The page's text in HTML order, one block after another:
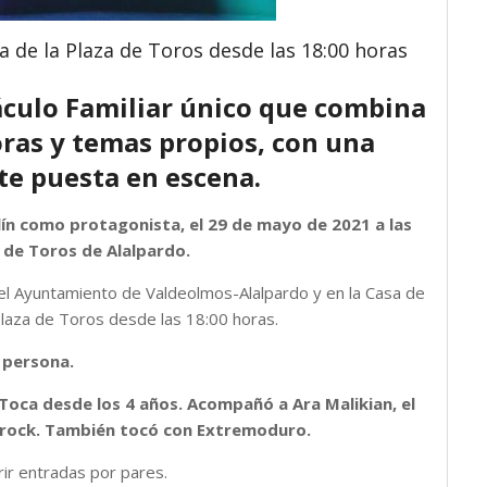
la Plaza de Toros desde las 18:00 horas
Familiar único que combina
y temas propios, con una
puesta en escena.
como protagonista, el 29 de mayo de 2021 a las
de Toros de Alalpardo.
de Valdeolmos-Alalpardo y en la Casa de
de Toros desde las 18:00 horas.
desde los 4 años. Acompañó a Ara Malikian, el
También tocó con Extremoduro.
entradas por pares.